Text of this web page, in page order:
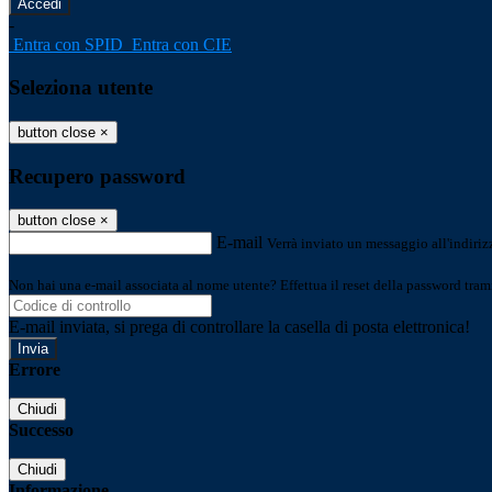
-
Entra con SPID Entra con CIE
Seleziona utente
button close ×
Recupero password
button close ×
E-mail Verrà inviato un messaggio
Non hai una e-mail associata al nome utente? Effettua il reset della password
E-mail inviata, si prega di controllare la casella di posta elettronica!
Errore
Chiudi
Successo
Chiudi